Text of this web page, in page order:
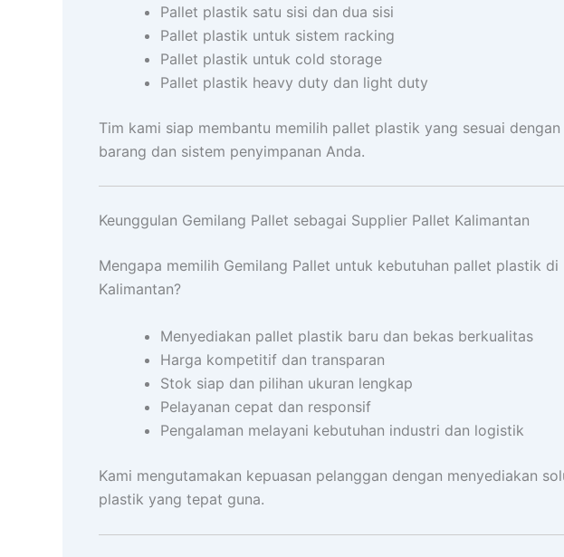
Pallet plastik satu sisi dan dua sisi
Pallet plastik untuk sistem racking
Pallet plastik untuk cold storage
Pallet plastik heavy duty dan light duty
Tim kami siap membantu memilih pallet plastik yang sesuai dengan
barang dan sistem penyimpanan Anda.
Keunggulan Gemilang Pallet sebagai Supplier Pallet Kalimantan
Mengapa memilih Gemilang Pallet untuk kebutuhan pallet plastik di
Kalimantan?
Menyediakan pallet plastik baru dan bekas berkualitas
Harga kompetitif dan transparan
Stok siap dan pilihan ukuran lengkap
Pelayanan cepat dan responsif
Pengalaman melayani kebutuhan industri dan logistik
Kami mengutamakan kepuasan pelanggan dengan menyediakan
plastik yang tepat guna.